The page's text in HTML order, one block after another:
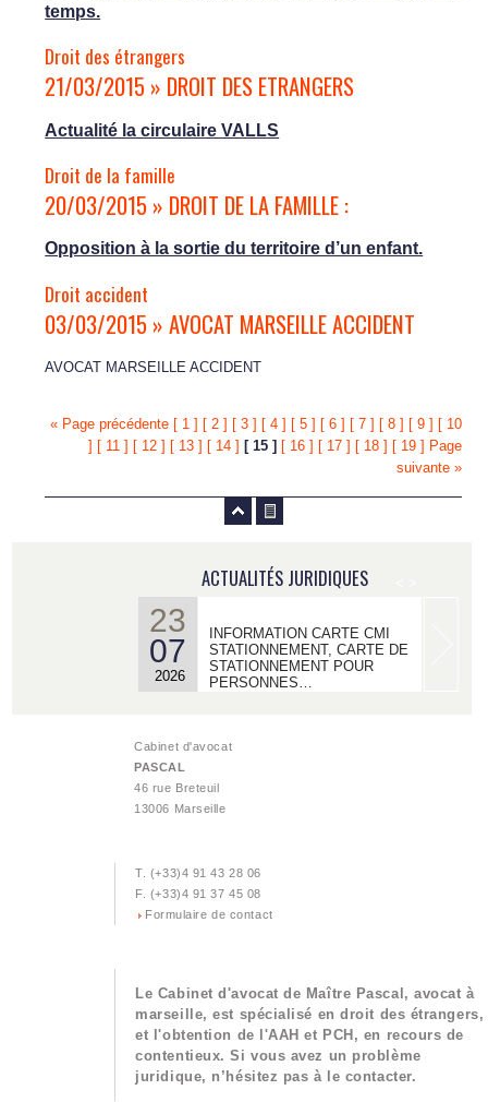
temps.
Droit des étrangers
21/03/2015 » DROIT DES ETRANGERS
Actualité la circulaire VALLS
Droit de la famille
20/03/2015 » DROIT DE LA FAMILLE :
Opposition à la sortie du territoire d’un enfant.
Droit accident
03/03/2015 » AVOCAT MARSEILLE ACCIDENT
AVOCAT MARSEILLE ACCIDENT
« Page précédente [ 1 ] [ 2 ] [ 3 ] [ 4 ] [ 5 ] [ 6 ] [ 7 ] [ 8 ] [ 9 ] [ 10
] [ 11 ] [ 12 ] [ 13 ] [ 14 ] [ 15 ] [ 16 ] [ 17 ] [ 18 ] [ 19 ] Page
suivante »
ACTUALITÉS JURIDIQUES
23
07
2026
INFORMATION CARTE CMI
STATIONNEMENT, CARTE DE
STATIONNEMENT POUR
PERSONNES…
06
MAJORATION POUR LA VIE
2026
LE RECOURS DALO
02
2026
25
03
ACTUALISATION INVALIDITE
HANDICAP
Cabinet d'avocat
PASCAL
46 rue Breteuil
13006 Marseille
T. (+33)4 91 43 28 06
F. (+33)4 91 37 45 08
Formulaire de contact
Le Cabinet d'avocat de Maître Pascal, avocat à
marseille, est spécialisé en droit des étrangers,
et l'obtention de l'AAH et PCH, en recours de
contentieux. Si vous avez un problème
juridique, n’hésitez pas à le contacter.